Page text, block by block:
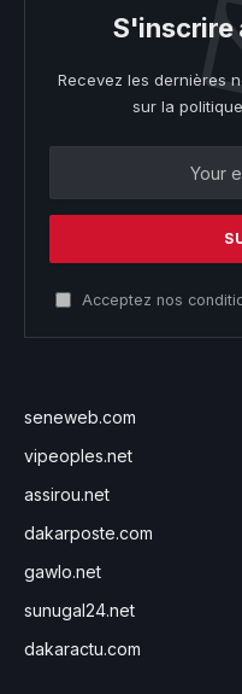
S'inscrire
Recevez les dernières
sur la
Acceptez nos
seneweb.com
vipeoples.net
assirou.net
dakarposte.com
gawlo.net
sunugal24.net
dakaractu.com